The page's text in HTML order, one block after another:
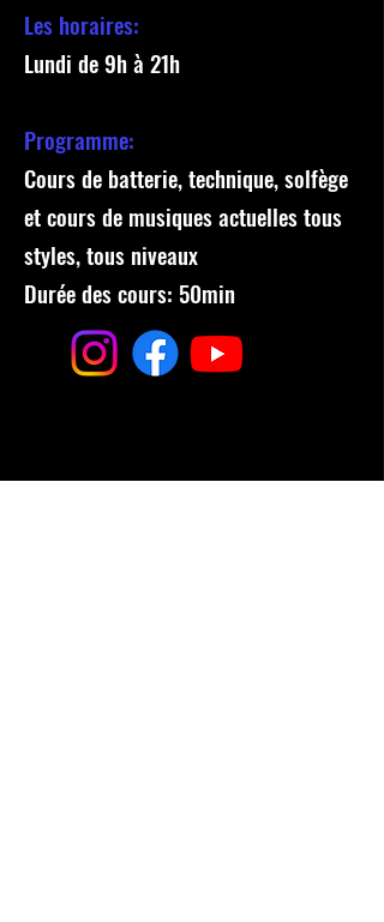
Les horaires:
Lundi de 9h à 21h
Programme:
Cours de batterie, technique, solfège
et coursde musiques actuelles tous
styles, tous niveaux
Durée des cours: 50min